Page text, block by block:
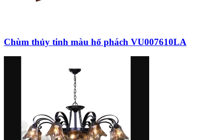
Chùm thủy tinh màu hổ phách VU007610LA